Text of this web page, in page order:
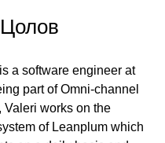
a software engineer at
part of Omni-channel
Valeri works on the
of Leanplum which